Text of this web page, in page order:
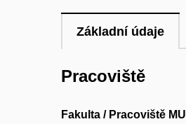
Základní údaje
Pracoviště
Fakulta / Pracoviště MU